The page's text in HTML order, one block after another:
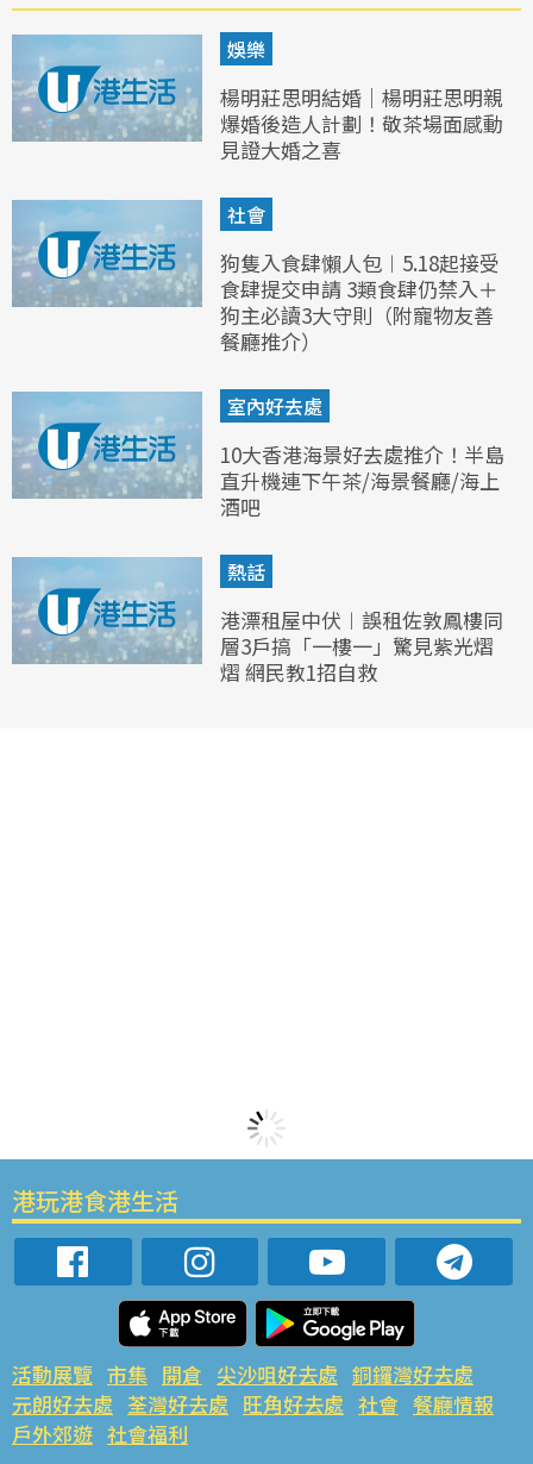
娛樂
楊明莊思明結婚｜楊明莊思明親
爆婚後造人計劃！敬茶場面感動
見證大婚之喜
社會
狗隻入食肆懶人包︱5.18起接受
食肆提交申請 3類食肆仍禁入＋
狗主必讀3大守則（附寵物友善
餐廳推介）
室內好去處
10大香港海景好去處推介！半島
直升機連下午茶/海景餐廳/海上
酒吧
熱話
港漂租屋中伏︱誤租佐敦鳳樓同
層3戶搞「一樓一」驚見紫光熠
熠 網民教1招自救
港玩港食港生活
活動展覽 市集 開倉 尖沙咀好去處 銅鑼灣好去處
元朗好去處 荃灣好去處 旺角好去處 社會 餐廳情報
戶外郊遊 社會福利